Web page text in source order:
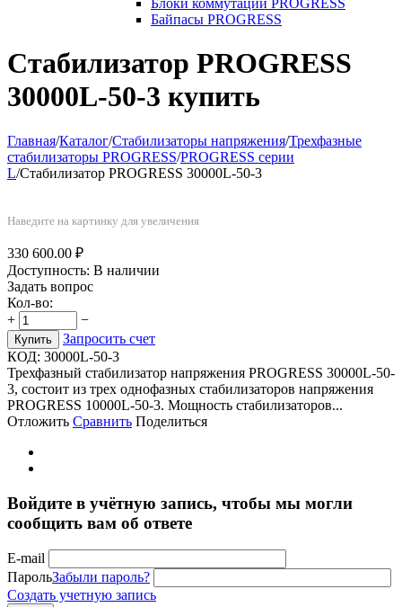
Блоки коммутации PROGRESS
Байпасы PROGRESS
Стабилизатор PROGRESS
30000L-50-3 купить
Главная/Каталог/Стабилизаторы напряжения/Трехфазные
стабилизаторы PROGRESS/PROGRESS серии
L/Стабилизатор PROGRESS 30000L-50-3
Наведите на картинку для увеличения
330 600.00 ₽
Доступность: В наличии
Задать вопрос
Кол-во:
+
−
Купить
Запросить счет
КОД: 30000L-50-3
Трехфазный стабилизатор напряжения PROGRESS 30000L-50-
3, состоит из трех однофазных стабилизаторов напряжения
PROGRESS 10000L-50-3. Мощность стабилизаторов...
Отложить Сравнить Поделиться
Войдите в учётную запись, чтобы мы могли
сообщить вам об ответе
E-mail
ПарольЗабыли пароль?
Создать учетную запись